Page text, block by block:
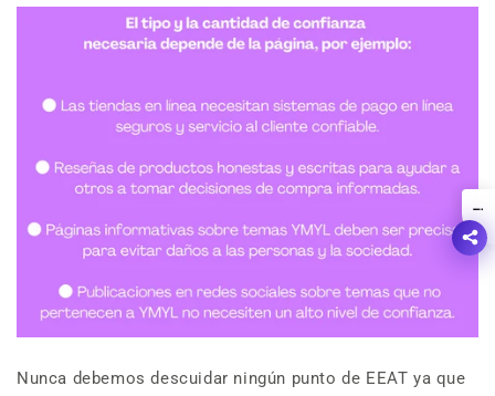
Nunca debemos descuidar ningún punto de EEAT ya que
!